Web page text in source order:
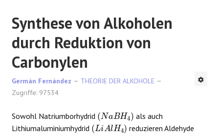
Synthese von Alkoholen
durch Reduktion von
Carbonylen
Germán Fernández
THEORIE DER ALKOHOLE
Zugriffe: 97534
Sowohl Natriumborhydrid (Na BH4)
als auch
Lithiumaluminiumhydrid (LiAlH4)
reduzieren Aldehyde